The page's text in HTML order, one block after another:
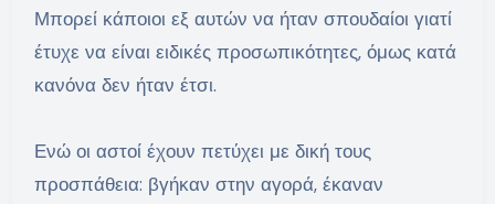
Μπορεί κάποιοι εξ αυτών να ήταν σπουδαίοι γιατί
έτυχε να είναι ειδικές προσωπικότητες, όμως κατά
κανόνα δεν ήταν έτσι.
Ενώ οι αστοί έχουν πετύχει με δική τους
προσπάθεια: βγήκαν στην αγορά, έκαναν